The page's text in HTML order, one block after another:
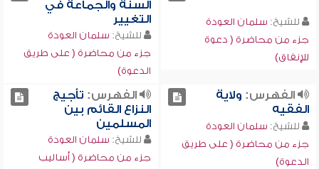
للشيخ: سلمان العودة
جزء من محاضرة ( دعوة
للإنفاق)
السنة والجماعة في
التغيير
للشيخ: سلمان العودة
جزء من محاضرة ( على طريق
الدعوة)
الفهرس: ولاية
الفقيه
للشيخ: سلمان العودة
جزء من محاضرة ( على طريق
الدعوة)
الفهرس: تأجيج
النزاع القائم بين
المسلمين
للشيخ: سلمان العودة
جزء من محاضرة ( أساليب